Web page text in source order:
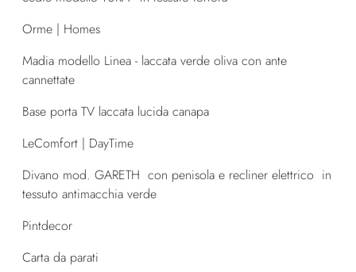
Orme | Homes
Madia modello Linea - laccata verde oliva con ante
cannettate
Base porta TV laccata lucida canapa
LeComfort | DayTime
Divano mod. GARETH con penisola e recliner elettrico in
tessuto antimacchia verde
Pintdecor
Carta da parati